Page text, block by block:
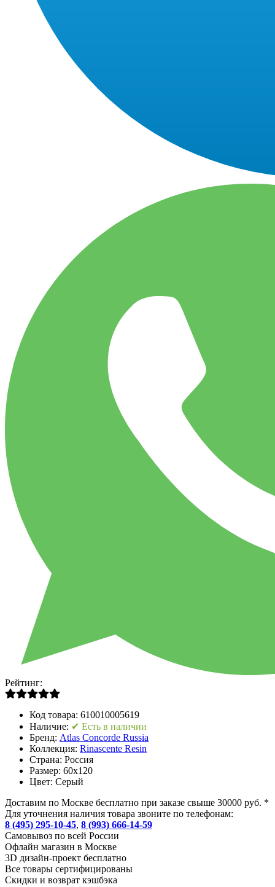
Рейтинг:
Код товара: 610010005619
Наличие: ✔ Есть в наличии
Бренд: Atlas Concorde Russia
Коллекция: Rinascente Resin
Страна: Россия
Размер: 60x120
Цвет: Серый
Доставим по Москве бесплатно при заказе свыше 30000 руб. *
Для уточнения наличия товара звоните по телефонам:
8 (495) 295-10-45, 8 (993) 666-14-59
Cамовывоз по всей России
Офлайн магазин в Москве
3D дизайн-проект бесплатно
Все товары сертифицированы
Скидки и возврат кэшбэка